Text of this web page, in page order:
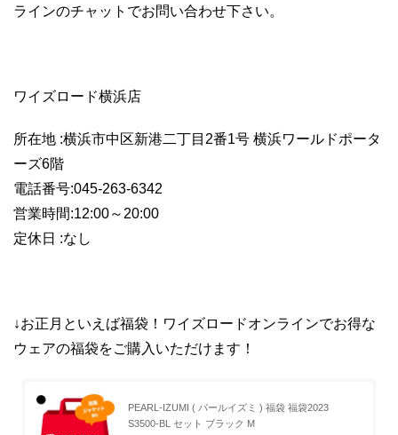
ラインのチャットでお問い合わせ下さい。
ワイズロード横浜店
所在地 :横浜市中区新港二丁目2番1号 横浜ワールドポータ
ーズ6階
電話番号:045-263-6342
営業時間:12:00～20:00
定休日 :なし
↓お正月といえば福袋！ワイズロードオンラインでお得な
ウェアの福袋をご購入いただけます！
PEARL-IZUMI ( パールイズミ ) 福袋 福袋2023
S3500-BL セット ブラック M